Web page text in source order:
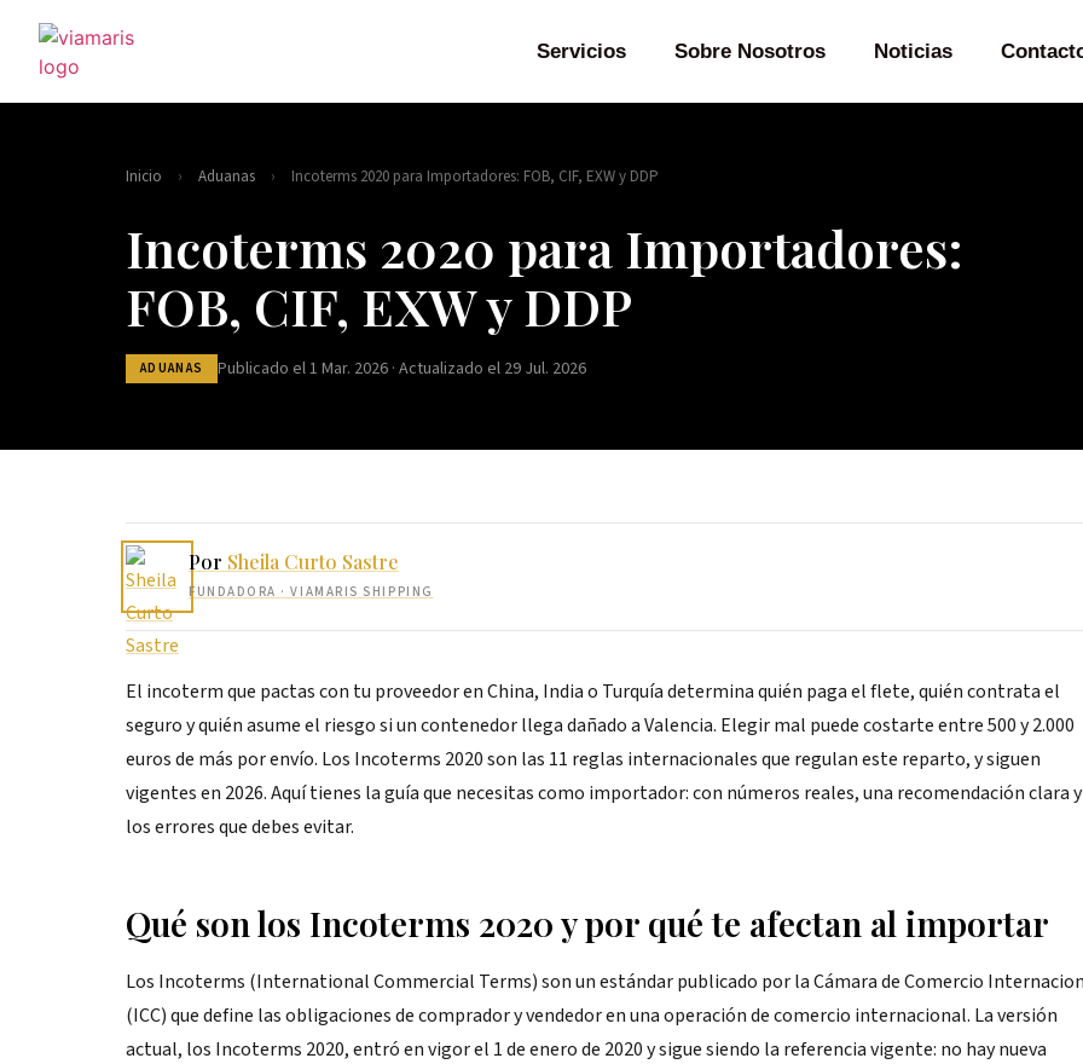
Servicios Sobre Nosotros Noticias
Inicio › Aduanas › Incoterms 2020 para Importadores: FOB, CIF, EXW y DDP
Incoterms 2020 para Importadores:
FOB, CIF, EXW y DDP
ADUANAS Publicado el 1 Mar. 2026 · Actualizado el 29 Jul. 2026
Por Sheila Curto Sastre
FUNDADORA · VIAMARIS SHIPPING
El incoterm que pactas con tu proveedor en China, India o Turquía determina quién paga el flete, quién contrata el
seguro y quién asume el riesgo si un contenedor llega dañado a Valencia. Elegir mal puede costarte entre 500 y 2.000
euros de más por envío. Los Incoterms 2020 son las 11 reglas internacionales que regulan este reparto, y siguen
vigentes en 2026. Aquí tienes la guía que necesitas como importador: con números reales, una recomendación clara y
los errores que debes evitar.
Qué son los Incoterms 2020 y por qué te afectan al importar
Los Incoterms (International Commercial Terms) son un estándar publicado por la Cámara de Comercio
(ICC) que define las obligaciones de comprador y vendedor en una operación de comercio internacional. La versión
actual, los Incoterms 2020, entró en vigor el 1 de enero de 2020 y sigue siendo la referencia vigente: no hay nueva